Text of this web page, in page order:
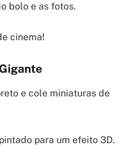
bolo e as fotos.
cinema!
e cole miniaturas de
para um efeito 3D.